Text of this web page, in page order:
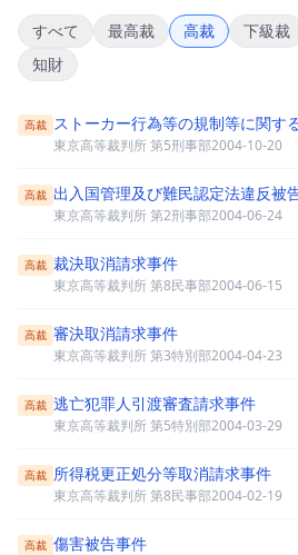
すべて 最高裁 高裁 下級裁
知財
高裁 ストーカー行為等の規制等に関す
東京高等裁判所 第5刑事部2004-10-20
高裁 出入国管理及び難民認定法違反被
東京高等裁判所 第2刑事部2004-06-24
高裁 裁決取消請求事件
東京高等裁判所 第8民事部2004-06-15
高裁 審決取消請求事件
東京高等裁判所 第3特別部2004-04-23
高裁 逃亡犯罪人引渡審査請求事件
東京高等裁判所 第5特別部2004-03-29
高裁 所得税更正処分等取消請求事件
東京高等裁判所 第8民事部2004-02-19
高裁 傷害被告事件